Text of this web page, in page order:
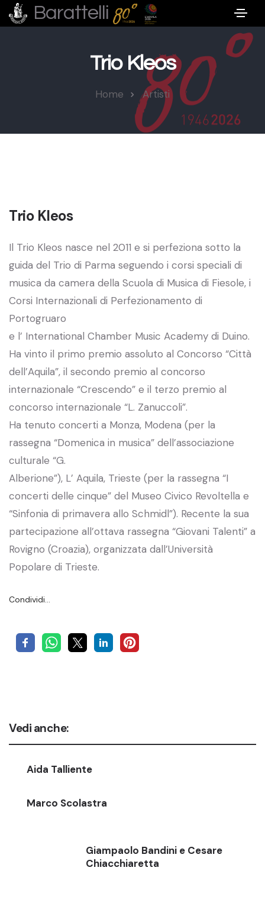
Barattelli
Trio Kleos
Home Artisti
Trio Kleos
Il Trio Kleos nasce nel 2011 e si perfeziona sotto la
guida del Trio di Parma seguendo i corsi speciali di
musica da camera della Scuola di Musica di Fiesole, i
Corsi Internazionali di Perfezionamento di
Portogruaro
e l’ International Chamber Music Academy di Duino.
Ha vinto il primo premio assoluto al Concorso “Città
dell’Aquila”, il secondo premio al concorso
internazionale “Crescendo” e il terzo premio al
concorso internazionale “L. Zanuccoli”.
Ha tenuto concerti a Monza, Modena (per la
rassegna “Domenica in musica” dell’associazione
culturale “G.
Alberione”), L’ Aquila, Trieste (per la rassegna “I
concerti delle cinque” del Museo Civico Revoltella e
“Sinfonia di primavera allo Schmidl”). Recente la sua
partecipazione all’ottava rassegna “Giovani Talenti” a
Rovigno (Croazia), organizzata dall’Università
Popolare di Trieste.
Condividi…
Vedi anche:
Aida Talliente
Marco Scolastra
Giampaolo Bandini e Cesare
Chiacchiaretta